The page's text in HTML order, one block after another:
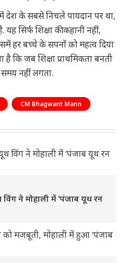
देश के सबसे निचले पायदान पर था,
सिर्फ शिक्षा की कहानी नहीं,
हर बच्चे के सपनों को महत्व दिया
है कि जब शिक्षा प्राथमिकता बनती
नहीं लगता.
CM Bhagwant Mann
यूथ रन